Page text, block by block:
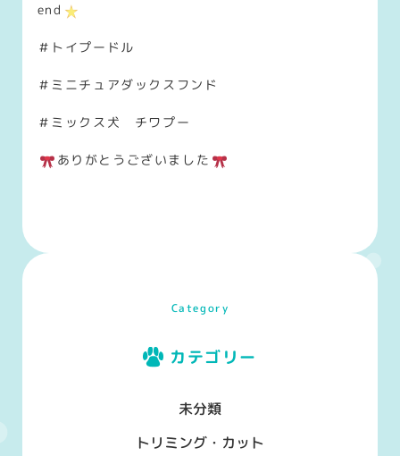
end
＃トイプードル
＃ミニチュアダックスフンド
＃ミックス犬 チワプー
ありがとうございました
Category
カテゴリー
未分類
トリミング・カット